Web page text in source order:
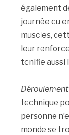
également
journée ou
muscles,
leur
tonifie aussi
technique
personne
monde se